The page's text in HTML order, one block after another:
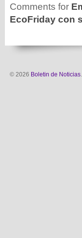
Comments for
EcoFriday con
© 2026 Boletin de Noticias.